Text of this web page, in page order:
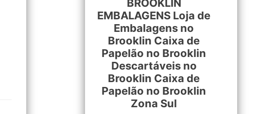
BROOKLIN
EMBALAGENS Loja de
Embalagens no
Brooklin Caixa de
Papelão no Brooklin
Descartáveis no
Brooklin Caixa de
Papelão no Brooklin
Zona Sul